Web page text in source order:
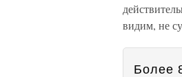
видим, не
Более